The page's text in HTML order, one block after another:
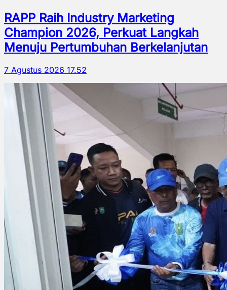
RAPP Raih Industry Marketing
Champion 2026, Perkuat Langkah
Menuju Pertumbuhan Berkelanjutan
7 Agustus 2026 17.52